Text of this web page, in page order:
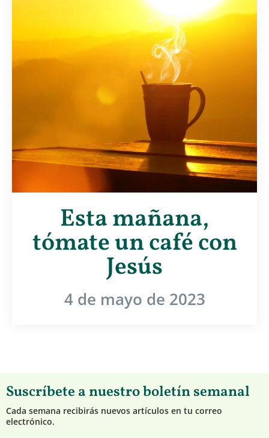
Esta mañana,
tómate un café con
Jesús
4 de mayo de 2023
Suscríbete a nuestro boletín semanal
Cada semana recibirás nuevos artículos en tu correo
electrónico.